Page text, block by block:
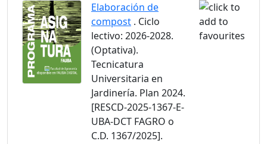
Elaboración de
compost . Ciclo
lectivo: 2026-2028.
(Optativa).
Tecnicatura
Universitaria en
Jardinería. Plan 2024.
[RESCD-2025-1367-E-
UBA-DCT FAGRO o
C.D. 1367/2025].